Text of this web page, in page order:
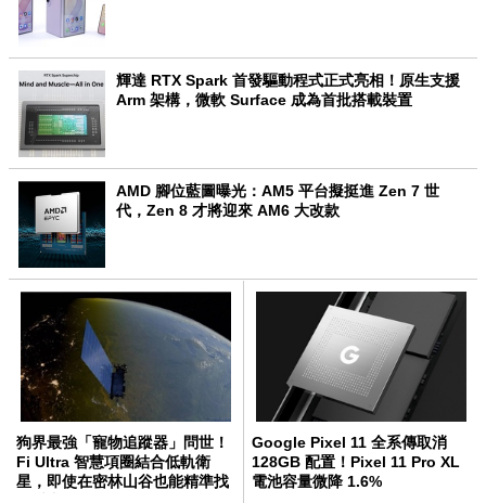
輝達 RTX Spark 首發驅動程式正式亮相！原生支援
Arm 架構，微軟 Surface 成為首批搭載裝置
AMD 腳位藍圖曝光：AM5 平台擬挺進 Zen 7 世
代，Zen 8 才將迎來 AM6 大改款
狗界最強「寵物追蹤器」問世！
Fi Ultra 智慧項圈結合低軌衛
星，即使在密林山谷也能精準找
Google Pixel 11 全系傳取消
128GB 配置！Pixel 11 Pro XL
電池容量微降 1.6%